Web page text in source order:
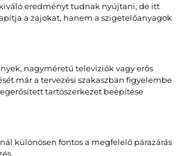
eredményt tudnak nyújtani, de itt
a zajokat, hanem a szigetelőanyagok
nagyméretű televíziók vagy erős
már a tervezési szakaszban figyelembe
tartószerkezet beépítése
különösen fontos a megfelelő párazárás